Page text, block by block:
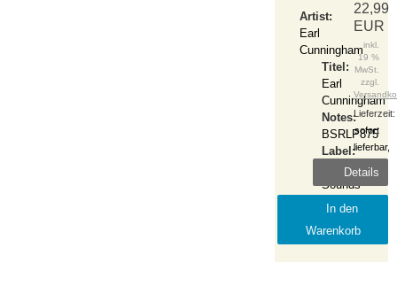
Artist:
Earl
Cunningham
Titel:
Earl
Cunningham
Notes:
BSRLP875
Label:
Burning
Sounds
Release:
March
22,99
EUR
inkl.
19 %
MwSt.
zzgl.
Lieferzeit:
sofort
lieferbar,
Details
In den
Warenkorb